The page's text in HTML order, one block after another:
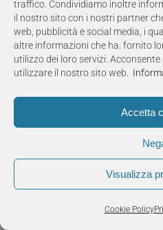
traffico. Condividiamo inoltre
il nostro sito con i nostri partner
web, pubblicità e social media, i
altre informazioni che ha. fornito
utilizzo dei loro servizi.
utilizzare il nostro sito web.
Accetta
Visualizza
Cookie Policy
esempio per l’esercizio o
giudiziaria; la sua
comunque sul nostro
trattare i suoi dati per
Diritto di non essere
automatizzate,
a una decisione basata
trattamento